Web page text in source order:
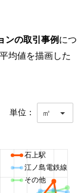
ンの取引事例につ
均値を描画した
単位： ㎡
石上駅
江ノ島電鉄線
その他